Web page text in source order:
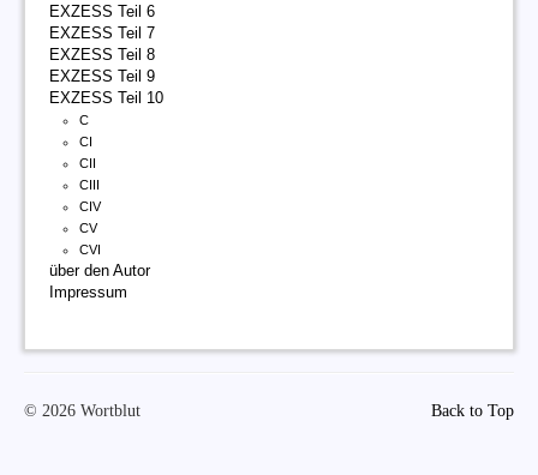
EXZESS Teil 6
EXZESS Teil 7
EXZESS Teil 8
EXZESS Teil 9
EXZESS Teil 10
C
CI
CII
CIII
CIV
CV
CVI
über den Autor
Impressum
Back to Top
© 2026 Wortblut